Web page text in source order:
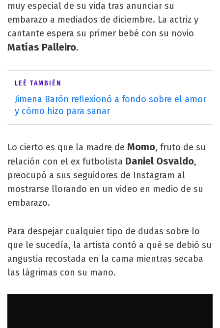
muy especial de su vida tras anunciar su
embarazo a mediados de diciembre. La actriz y
cantante espera su primer bebé con su novio
Matías Palleiro.
LEÉ TAMBIÉN
Jimena Barón reflexionó a fondo sobre el amor
y cómo hizo para sanar
Lo cierto es que la madre de Momo, fruto de su
relación con el ex futbolista Daniel Osvaldo,
preocupó a sus seguidores de Instagram al
mostrarse llorando en un video en medio de su
embarazo.
Para despejar cualquier tipo de dudas sobre lo
que le sucedía, la artista contó a qué se debió su
angustia recostada en la cama mientras secaba
las lágrimas con su mano.